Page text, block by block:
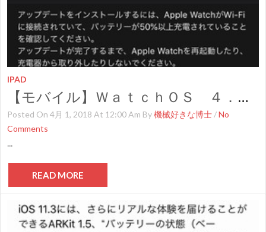
IPAD
【モバイル】ＷａｔｃｈＯＳ ４．３提供開始
Posted On 4月 1, 2018 At 12:00 Am By機械好きな博士 /No
Comments
...
READ MORE